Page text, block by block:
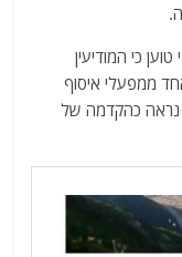
כי המודיעין
ממפעלי איסוף
נראה כהקדמה של